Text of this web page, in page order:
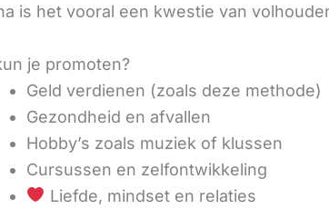
is het vooral een kwestie van
je promoten?
Geld verdienen (zoals deze methode)
Gezondheid en afvallen
Hobby’s zoals muziek of klussen
Cursussen en zelfontwikkeling
Liefde, mindset en relaties